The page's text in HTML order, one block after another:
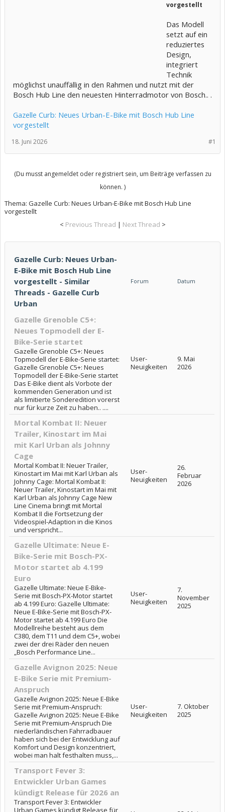
vorgestellt
Das Modell
setzt auf ein
reduziertes
Design,
integriert
Technik
möglichst unauffällig in den Rahmen und nutzt mit der
Bosch Hub Line den neuesten Hinterradmotor von Bosch.. .
Gazelle Curb: Neues Urban-E-Bike mit Bosch Hub Line
vorgestellt
#1
18. Juni 2026
(Du musst angemeldet oder registriert sein, um Beiträge verfassen zu
können. )
Thema: Gazelle Curb: Neues Urban-E-Bike mit Bosch Hub Line
vorgestellt
< Previous Thread | Next Thread >
Gazelle Curb: Neues Urban-
E-Bike mit Bosch Hub Line
vorgestellt - Similar
Threads - Gazelle Curb
Urban
Forum Datum
Gazelle Grenoble C5+:
Neues Topmodell der E-
Bike-Serie startet
Gazelle Grenoble C5+: Neues
Topmodell der E-Bike-Serie startet:
Gazelle Grenoble C5+: Neues
Topmodell der E-Bike-Serie startet
Das E-Bike dient als Vorbote der
kommenden Generation und ist
als limitierte Sonderedition vorerst
nur für kurze Zeit zu haben.. ....
User-
Neuigkeiten
9. Mai
2026
Mortal Kombat II: Neuer
Trailer, Kinostart im Mai
mit Karl Urban als Johnny
Cage
Mortal Kombat II: Neuer Trailer,
Kinostart im Mai mit Karl Urban als
Johnny Cage: Mortal Kombat II:
Neuer Trailer, Kinostart im Mai mit
Karl Urban als Johnny Cage New
Line Cinema bringt mit Mortal
Kombat II die Fortsetzung der
Videospiel-Adaption in die Kinos
und verspricht...
User-
Neuigkeiten
26.
Februar
2026
Gazelle Ultimate: Neue E-
Bike-Serie mit Bosch-PX-
Motor startet ab 4.199
Euro
Gazelle Ultimate: Neue E-Bike-
Serie mit Bosch-PX-Motor startet
ab 4.199 Euro: Gazelle Ultimate:
Neue E-Bike-Serie mit Bosch-PX-
Motor startet ab 4.199 Euro Die
Modellreihe besteht aus dem
C380, dem T11 und dem C5+, wobei
zwei der drei Räder den neuen
„Bosch Performance Line...
User-
Neuigkeiten
7.
November
2025
Gazelle Avignon 2025: Neue
E-Bike Serie mit Premium-
Anspruch
Gazelle Avignon 2025: Neue E-Bike
Serie mit Premium-Anspruch:
Gazelle Avignon 2025: Neue E-Bike
Serie mit Premium-Anspruch Die
niederländischen Fahrradbauer
haben sich bei der Entwicklung auf
Komfort und Design konzentriert,
wobei man halt festhalten muss,...
User-
Neuigkeiten
7. Oktober
2025
Transport Fever 3:
Entwickler Urban Games
kündigt Release für 2026 an
Transport Fever 3: Entwickler
Urban Games kündigt Release für